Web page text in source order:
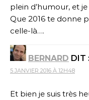
plein d’humour, et
Que 2016 te donne
celle-là….
BERNARD DIT :
5 JANVIER 2016 À 12H48
Et bien je suis très